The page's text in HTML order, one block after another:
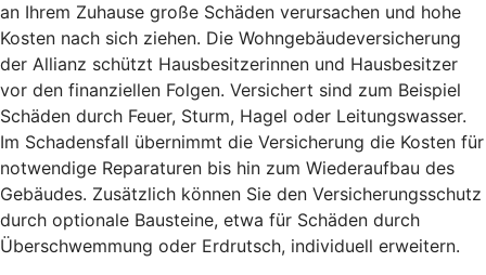
an Ihrem Zuhause große Schäden verursachen und hohe
Kosten nach sich ziehen. Die Wohngebäudeversicherung
der Allianz schützt Hausbesitzerinnen und Hausbesitzer
vor den finanziellen Folgen. Versichert sind zum Beispiel
Schäden durch Feuer, Sturm, Hagel oder Leitungswasser.
Im Schadensfall übernimmt die Versicherung die Kosten für
notwendige Reparaturen bis hin zum Wiederaufbau des
Gebäudes. Zusätzlich können Sie den Versicherungsschutz
durch optionale Bausteine, etwa für Schäden durch
Überschwemmung oder Erdrutsch, individuell erweitern.